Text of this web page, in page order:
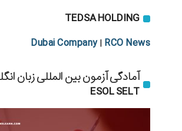
TEDSA HOLDING
Dubai Company| RCO News
آمادگی آزمون بین المللی زبان
ESOL SELT